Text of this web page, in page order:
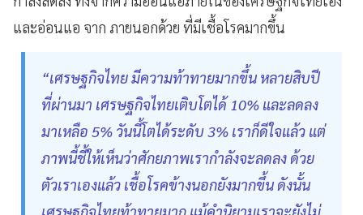
และอ่อนแอ จาก ภายนอกด้วย ที่มีเชื้อโรคมากขึ้น
“เศรษฐกิจไทย มีความท้าทายมากขึ้น หลายสิบปี
ที่ผ่านมา เศรษฐกิจไทยเติบโตได้ 10% และลดลง
มาเหลือ 5% วันนี้โตได้ระดับ 3% เราก็ดีใจแล้ว แต่
ภาพนี้ชี้ให้เห็นว่าศักยภาพเรากำลังจะลดลง ด้วย
ตัวเราเองแล้ว เชื้อโรคข้างนอกยังมากขึ้น ดังนั้น